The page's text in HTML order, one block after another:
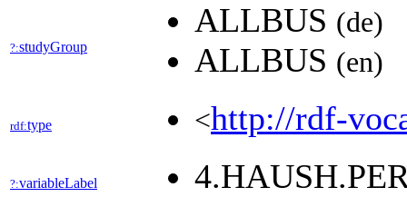
?:studyGroup
ALLBUS (de)
ALLBUS (en)
rdf:type <http://rdf-
?:variableLabel